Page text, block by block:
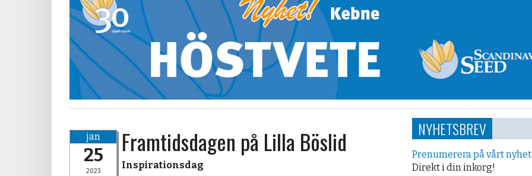
jan
25
2023
Framtidsdagen på Lilla Böslid
Inspirationsdag
NYHETSBREV
Prenumerera på vårt
Direkt i din inkorg!